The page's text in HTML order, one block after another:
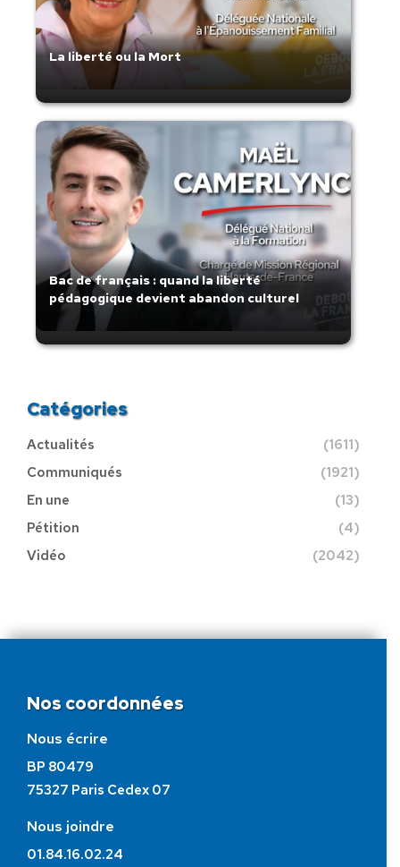
La liberté ou la Mort
Bac de français : quand la liberté
pédagogique devient abandon culturel
Catégories
Actualités
(1611)
Communiqués
(1921)
En une
(13)
Pétition
(4)
Vidéo
(2042)
Nos coordonnées
Nous écrire
BP 80479
75327 Paris Cedex 07
Nous joindre
01.84.16.02.24